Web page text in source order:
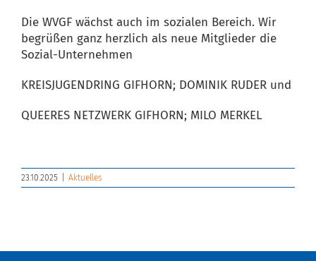
Die WVGF wächst auch im sozialen Bereich. Wir
begrüßen ganz herzlich als neue Mitglieder die
Sozial-Unternehmen
KREISJUGENDRING GIFHORN; DOMINIK RUDER und
QUEERES NETZWERK GIFHORN; MILO MERKEL
23.10.2025 Aktuelles